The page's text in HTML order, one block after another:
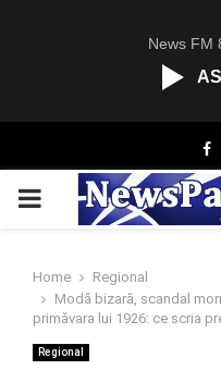
News FM
PRIMARY
Home
Regional
Modă bizară, scandal
primăvara lui 1926: ce scria
Regional